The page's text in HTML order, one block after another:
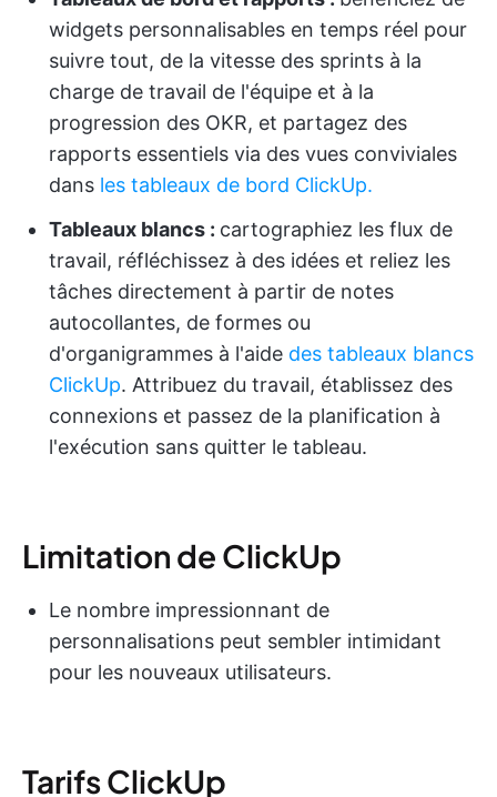
widgets personnalisables en temps réel pour
suivre tout, de la vitesse des sprints à la
charge de travail de l'équipe et à la
progression des OKR, et partagez des
rapports essentiels via des vues conviviales
dans les tableaux de bord ClickUp.
Tableaux blancs : cartographiez les flux de
travail, réfléchissez à des idées et reliez les
tâches directement à partir de notes
autocollantes, de formes ou
d'organigrammes à l'aide des tableaux blancs
ClickUp. Attribuez du travail, établissez des
connexions et passez de la planification à
l'exécution sans quitter le tableau.
Limitation de ClickUp
Le nombre impressionnant de
personnalisations peut sembler intimidant
pour les nouveaux utilisateurs.
Tarifs ClickUp